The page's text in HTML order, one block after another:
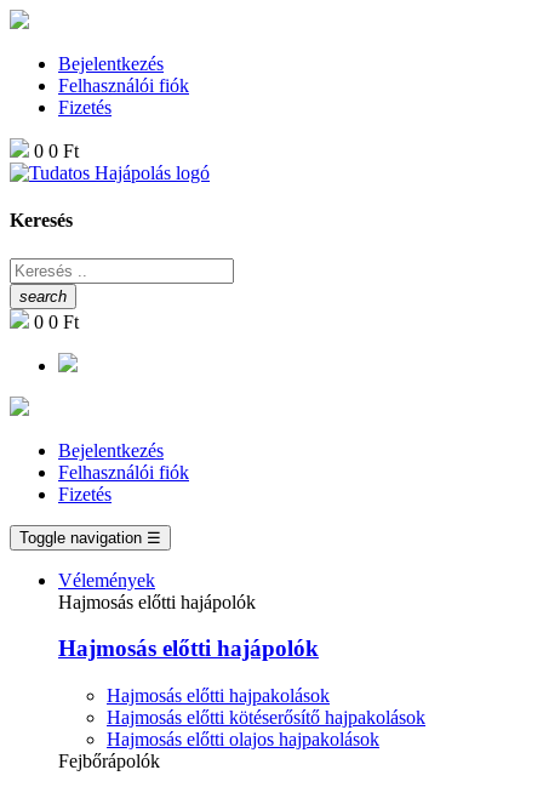
Bejelentkezés
Felhasználói fiók
Fizetés
0 0 Ft
Keresés
search
0 0 Ft
Bejelentkezés
Felhasználói fiók
Fizetés
Toggle navigation ☰
Vélemények
Hajmosás előtti hajápolók
Hajmosás előtti hajápolók
Hajmosás előtti hajpakolások
Hajmosás előtti kötéserősítő hajpakolások
Hajmosás előtti olajos hajpakolások
Fejbőrápolók